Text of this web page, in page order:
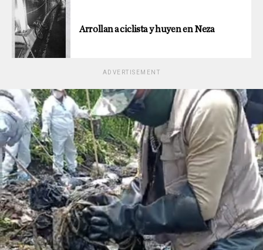
Arrollan a ciclista y huyen en Neza
ADVERTISEMENT